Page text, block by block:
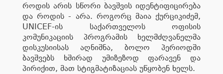
როდის არის სწორი ბავშვის იდენტიფიცირება
და როდის - არა. როგორც მაია ქურციკიძემ,
UNICEF-ის საქართველოს ოფისის
კომუნიკაციის პროგრამის ხელმძღვანელმა
დისკუსიისას აღნიშნა, ბოლო პერიოდში
ბავშვებს ხშირად უმიზეზოდ ფარავენ და
პირიქით, მათ სტიგმატიზაციას უწყობენ ხელს.